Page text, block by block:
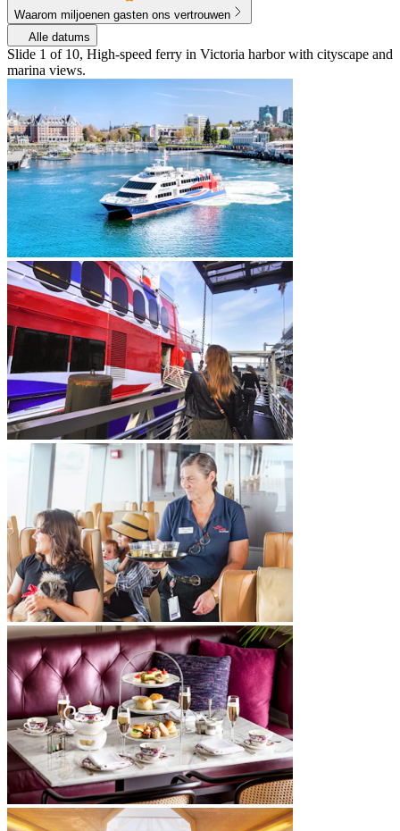
Waarom miljoenen gasten ons vertrouwen
Alle datums
Slide 1 of 10, High-speed ferry in Victoria harbor with cityscape and
marina views.